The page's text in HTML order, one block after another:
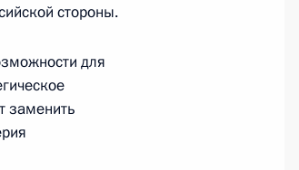
стороны.
для
заменить